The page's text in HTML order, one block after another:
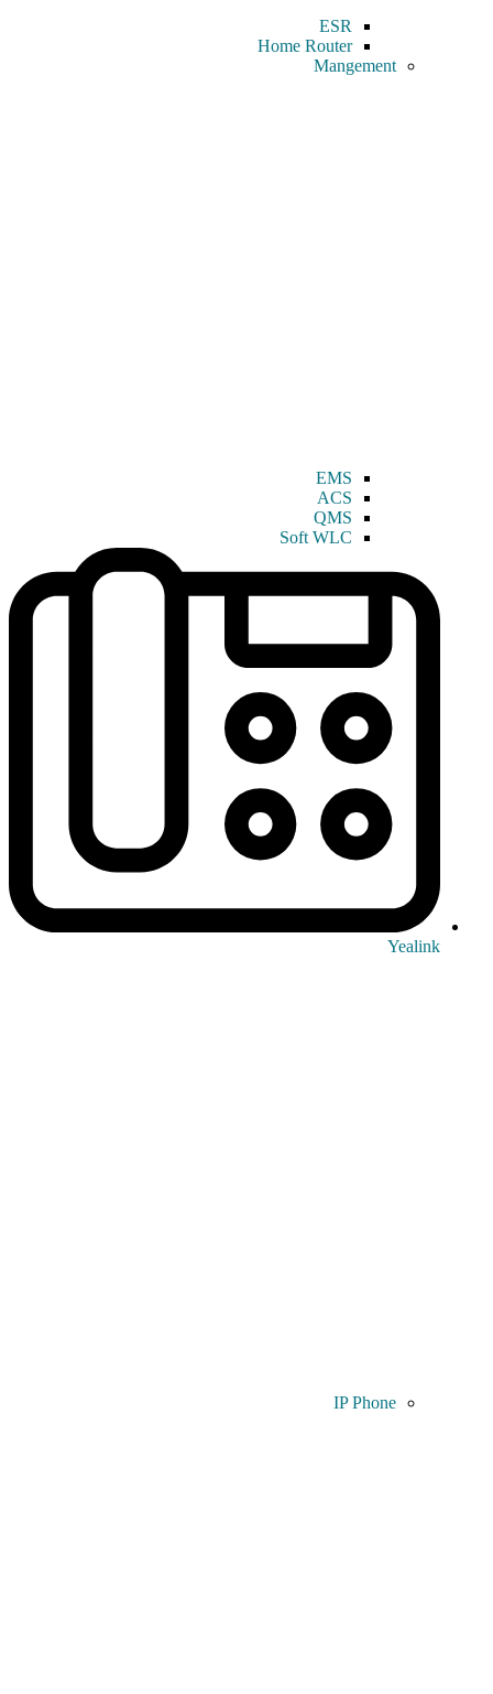
ESR
Home Router
Mangement
EMS
ACS
QMS
Soft WLC
Yealink
IP Phone